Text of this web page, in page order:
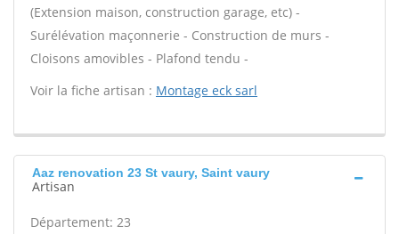
(Extension maison, construction garage, etc) -
Surélévation maçonnerie - Construction de murs -
Cloisons amovibles - Plafond tendu -
Voir la fiche artisan : Montage eck sarl
Aaz renovation 23 St vaury, Saint vaury
Artisan
Département: 23